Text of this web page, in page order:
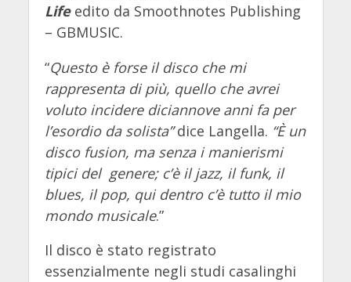
Life edito da Smoothnotes Publishing
– GBMUSIC.
“Questo è forse il disco che mi
rappresenta di più, quello che avrei
voluto incidere diciannove anni fa per
l’esordio da solista”dice Langella. “È un
disco fusion, ma senza i manierismi
tipici del genere; c’è il jazz, il funk, il
blues, il pop, qui dentro c’è tutto il mio
mondo musicale.”
Il disco è stato registrato
essenzialmente negli studi casalinghi